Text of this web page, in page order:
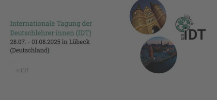
© IDT